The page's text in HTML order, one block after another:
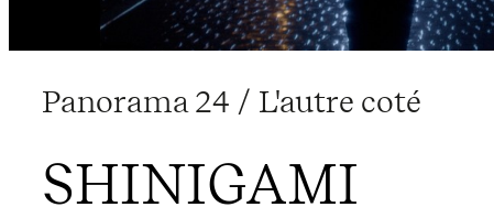
Panorama 24 / L'autre coté
SHINIGAMI